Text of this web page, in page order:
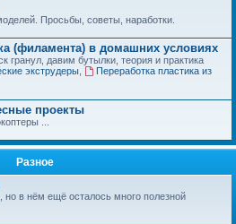
Просьбы, советы, наработки.
(филамента) в домашних условиях
гранул, давим бутылки, теория и практика
экструдеры,
Переработка пластика из
проекты
...
Разное
в нём ещё осталось много полезной